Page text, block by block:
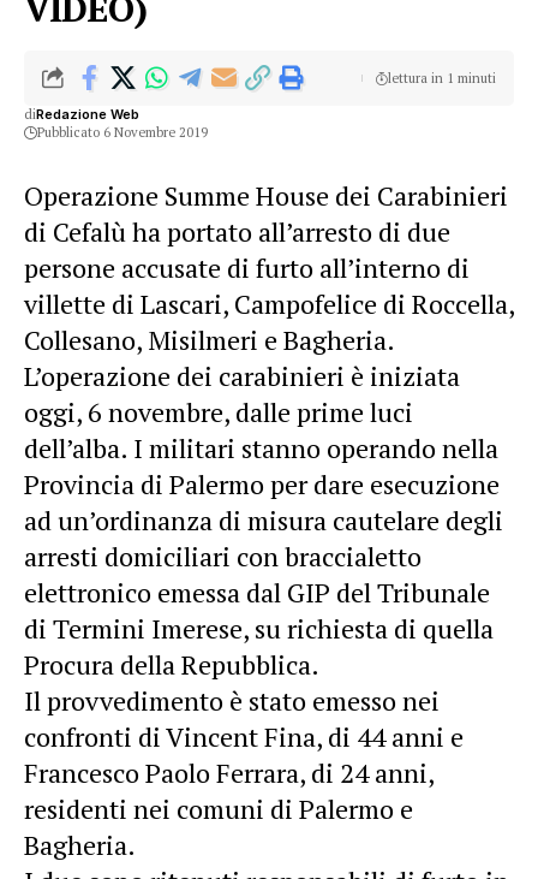
diRedazione Web
Pubblicato 6 Novembre 2019
lettura in 1 minuti
Operazione Summe House dei Carabinieri
di Cefalù ha portato all’arresto di due
persone accusate di furto all’interno di
villette di Lascari, Campofelice di Roccella,
Collesano, Misilmeri e Bagheria.
L’operazione dei carabinieri è iniziata
oggi, 6 novembre, dalle prime luci
dell’alba. I militari stanno operando nella
Provincia di Palermo per dare esecuzione
ad un’ordinanza di misura cautelare degli
arresti domiciliari con braccialetto
elettronico emessa dal GIP del Tribunale
di Termini Imerese, su richiesta di quella
Procura della Repubblica.
Il provvedimento è stato emesso nei
confronti di Vincent Fina, di 44 anni e
Francesco Paolo Ferrara, di 24 anni,
residenti nei comuni di Palermo e
Bagheria.